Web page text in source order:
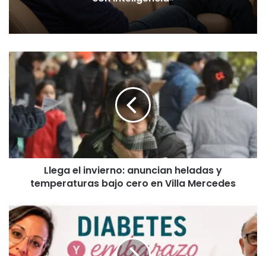
Llega
invierno:
anuncian
heladas
y
temperaturas
bajo
cero
Llega el invierno: anuncian heladas y
temperaturas bajo cero en Villa Mercedes
Diabetes
gestacional:
detectar
a